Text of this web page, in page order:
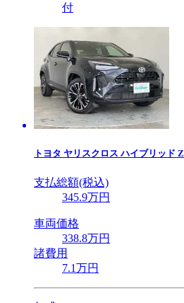
付
トヨタ ヤリスクロス ハイブリッド Z
支払総額(税込)
345.9万円
車両価格
338.8万円
諸費用
7.1万円